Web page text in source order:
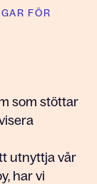
FÖR
som stöttar
utnyttja vår
har vi